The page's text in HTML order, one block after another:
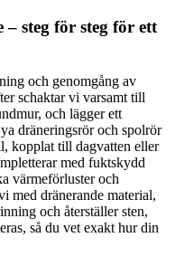
steg för steg för ett
och genomgång av
schaktar vi varsamt till
och lägger ett
dräneringsrör och spolrör
kopplat till dagvatten eller
med fuktskydd
värmeförluster och
med dränerande material,
och återställer sten,
så du vet exakt hur din